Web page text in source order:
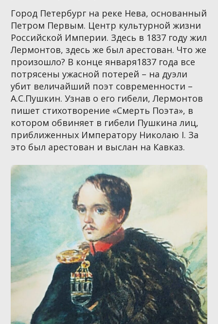
Город Петербург на реке Нева, основанный
Петром Первым. Центр культурной жизни
Российской Империи. Здесь в 1837 году жил
Лермонтов, здесь же был арестован. Что же
произошло? В конце января1837 года все
потрясены ужасной потерей – на дуэли
убит величайший поэт современности –
А.С.Пушкин. Узнав о его гибели, Лермонтов
пишет стихотворение «Смерть Поэта», в
котором обвиняет в гибели Пушкина лиц,
приближенных Императору Николаю I. За
это был арестован и выслан на Кавказ.